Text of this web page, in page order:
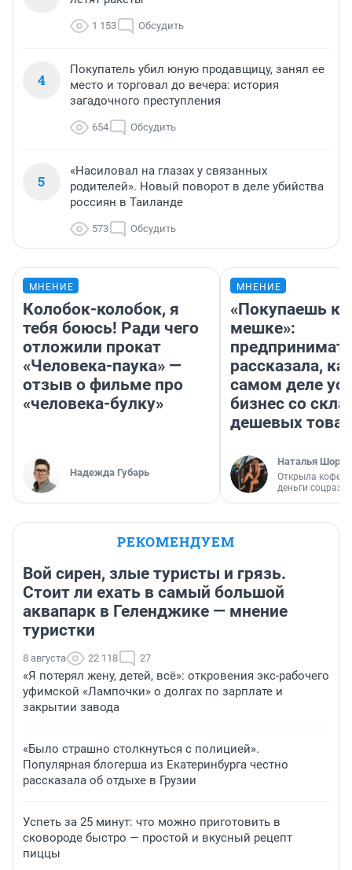
1 153 Обсудить
4
Покупатель убил юную продавщицу, занял ее
место и торговал до вечера: история
загадочного преступления
654 Обсудить
5
«Насиловал на глазах у связанных
родителей». Новый поворот в деле убийства
россиян в Таиланде
573 Обсудить
МНЕНИЕ
Колобок-колобок, я
тебя боюсь! Ради чего
отложили прокат
«Человека-паука» —
отзыв о фильме про
«человека-булку»
Надежда Губарь
МНЕНИЕ
«Покупаешь
мешке»:
рассказала,
самом деле
бизнес со
дешевых
Наталья
Открыла
деньги
РЕКОМЕНДУЕМ
Вой сирен, злые туристы и грязь.
Стоит ли ехать в самый большой
аквапарк в Геленджике — мнение
туристки
8 августа 22 118 27
«Я потерял жену, детей, всё»: откровения экс-рабочего
уфимской «Лампочки» о долгах по зарплате и
закрытии завода
«Было страшно столкнуться с полицией».
Популярная блогерша из Екатеринбурга честно
рассказала об отдыхе в Грузии
Успеть за 25 минут: что можно приготовить в
сковороде быстро — простой и вкусный рецепт
пиццы